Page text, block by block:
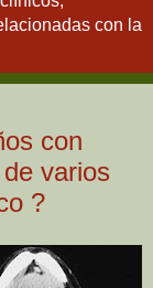
con la
con
varios
?